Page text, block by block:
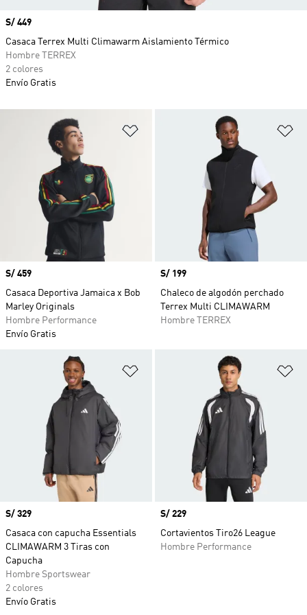
Añadir a la lista de deseos
Precio
S/ 459
Casaca Deportiva Jamaica x Bob
Marley Originals
Hombre Performance
Envío Gratis
Precio
S/ 199
Chaleco de algodón perchado
Terrex Multi CLIMAWARM
Hombre TERREX
Añadir a la lista de deseos
Precio
S/ 329
Casaca con capucha Essentials
CLIMAWARM 3 Tiras con
Capucha
Hombre Sportswear
2 colores
Envío Gratis
Precio
S/ 229
Cortavientos Tiro26 League
Hombre Performance
Precio
S/ 449
Casaca Terrex Multi Climawarm Aislamiento Térmico
Hombre TERREX
2 colores
Envío Gratis